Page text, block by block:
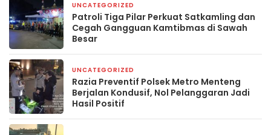
UNCATEGORIZED
Patroli Tiga Pilar Perkuat Satkamling dan
Cegah Gangguan Kamtibmas di Sawah
Besar
UNCATEGORIZED
Razia Preventif Polsek Metro Menteng
Berjalan Kondusif, Nol Pelanggaran Jadi
Hasil Positif